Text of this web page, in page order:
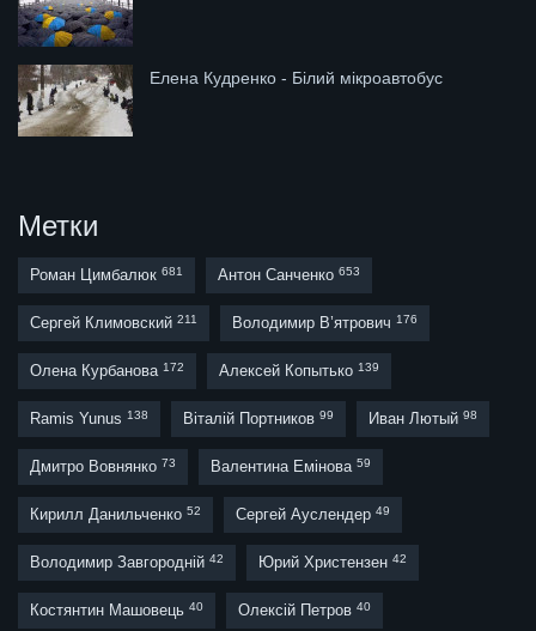
Елена Кудренко - Білий мікроавтобус
Метки
Роман Цимбалюк 681 Антон Санченко 653
Сергей Климовский 211 Володимир В’ятрович 176
Олена Курбанова 172 Алексей Копытько 139
Ramis Yunus 138 Віталій Портников 99 Иван Лютый 98
Дмитро Вовнянко 73 Валентина Емінова 59
Кирилл Данильченко 52 Сергей Ауслендер 49
Володимир Завгородній 42 Юрий Христензен 42
Костянтин Машовець 40 Олексій Петров 40